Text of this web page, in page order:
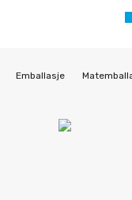
Emballasje